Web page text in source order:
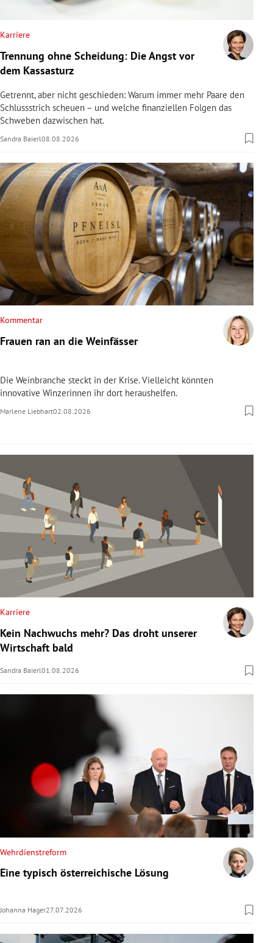
Untermenü
Untermenü
Untermenü
Untermenü
Untermenü
Untermenü
Untermenü
Karriere
Trennung ohne Scheidung: Die Angst vor
dem Kassasturz
Getrennt, aber nicht geschieden: Warum immer mehr Paare den
Schlussstrich scheuen – und welche finanziellen Folgen das
Schweben dazwischen hat.
Sandra Baierl08.08.2026
Kommentar
Frauen ran an die Weinfässer
Die Weinbranche steckt in der Krise. Vielleicht könnten
innovative Winzerinnen ihr dort heraushelfen.
Marlene Liebhart02.08.2026
Karriere
Kein Nachwuchs mehr? Das droht unserer
Wirtschaft bald
Sandra Baierl01.08.2026
Wehrdienstreform
Eine typisch österreichische Lösung
Johanna Hager27.07.2026